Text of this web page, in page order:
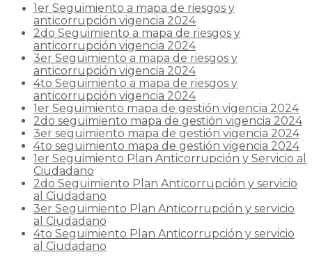
1er Seguimiento a mapa de riesgos y
anticorrupción vigencia 2024
2do Seguimiento a mapa de riesgos y
anticorrupción vigencia 2024
3er Seguimiento a mapa de riesgos y
anticorrupción vigencia 2024
4to Seguimiento a mapa de riesgos y
anticorrupción vigencia 2024
1er Seguimiento mapa de gestión vigencia 2024
2do seguimiento mapa de gestión vigencia 2024
3er seguimiento mapa de gestión vigencia 2024
4to seguimiento mapa de gestión vigencia 2024
1er Seguimiento Plan Anticorrupción y Servicio al
Ciudadano
2do Seguimiento Plan Anticorrupción y servicio
al Ciudadano
3er Seguimiento Plan Anticorrupción y servicio
al Ciudadano
4to Seguimiento Plan Anticorrupción y servicio
al Ciudadano